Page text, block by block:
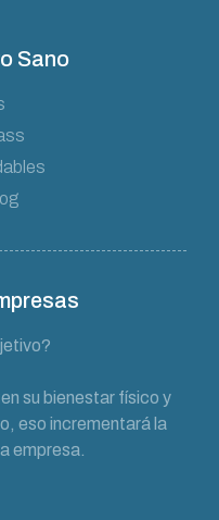
Sano
su bienestar físico y
eso incrementará la
empresa.